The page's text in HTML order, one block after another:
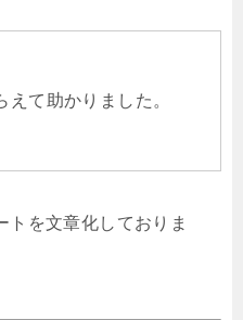
て助かりました。
を文章化しておりま